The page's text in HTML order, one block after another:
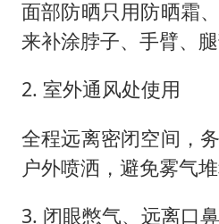
面部防晒只用防晒霜
来补涂脖子、手臂、腿
2. 室外通风处使用
全程远离密闭空间，
户外喷洒，避免雾气堆
3. 闭眼憋气、远离口鼻